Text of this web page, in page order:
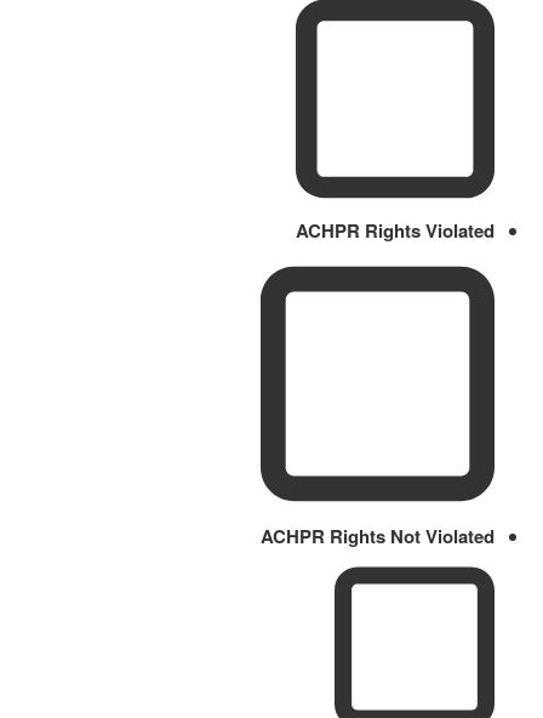
ACHPR Rights Violated
ACHPR Rights Not Violated